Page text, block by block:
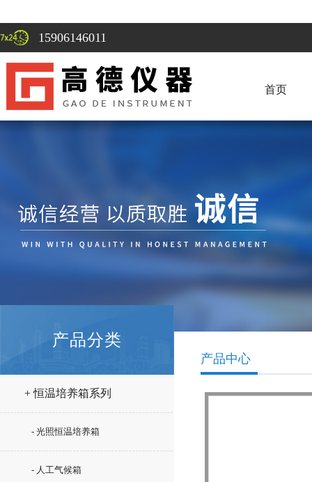
15906146011
首页
产品分类
+ 恒温培养箱系列
- 光照恒温培养箱
- 人工气候箱
产品中心